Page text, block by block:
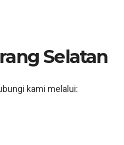
Selatan
kami melalui: